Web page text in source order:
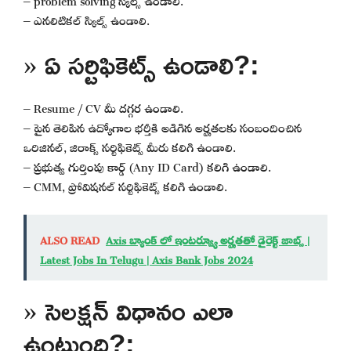
– ఎనలిటికల్ స్కిల్స్ ఉండాలి.
» ఏ సర్టిఫికెట్స్ ఉండాలి?:
– Resume / CV మీ దగ్గర ఉండాలి.
– పైన తెలిపిన ఉద్యోగాల భర్తీకి అడిగిన అర్హతలకు సంబందించిన
ఒరిజినల్, జిరాక్స్ సర్టిఫికెట్స్ మీరు కలిగి ఉండాలి.
– ప్రభుత్వ గుర్తింపు కార్డ్ (Any ID Card) కలిగి ఉండాలి.
– CMM, ప్రోవిషనల్ సర్టిఫికెట్స్ కలిగి ఉండాలి.
ALSO READ Axis బ్యాంక్ లో ఇంటర్వ్యూ అర్హతతో డైరెక్ట్ జాబ్స్ |
Latest Jobs In Telugu | Axis Bank Jobs 2024
» సెలక్షన్ విధానం ఎలా